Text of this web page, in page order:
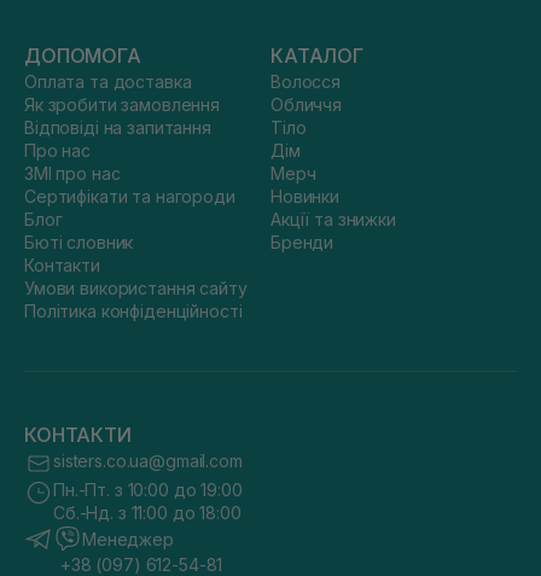
ДОПОМОГА
Оплата та доставка
Як зробити замовлення
Відповіді на запитання
Про нас
ЗМІ про нас
Сертифікати та нагороди
Блог
Бюті словник
Контакти
Умови використання сайту
Політика конфіденційності
КАТАЛОГ
Волосся
Обличчя
Тіло
Дім
Мерч
Новинки
Акції та знижки
Бренди
КОНТАКТИ
sisters.co.ua@gmail.com
Пн.-Пт. з 10:00 до 19:00
Сб.-Нд. з 11:00 до 18:00
Менеджер
+38 (097) 612-54-81